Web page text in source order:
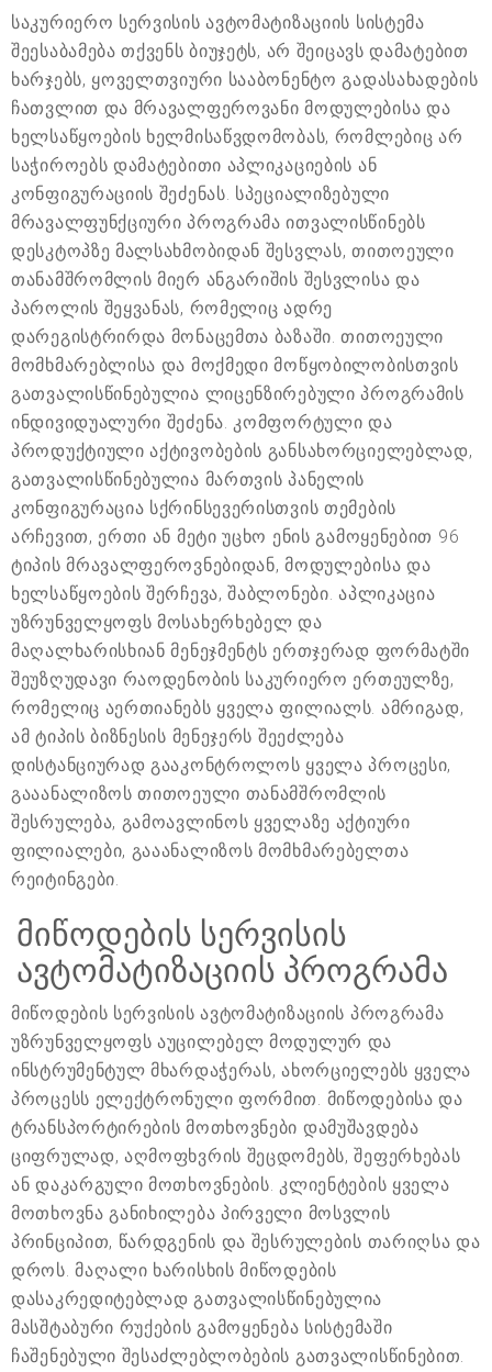
საკურიერო სერვისის ავტომატიზაციის სისტემა
შეესაბამება თქვენს ბიუჯეტს, არ შეიცავს დამატებით
ხარჯებს, ყოველთვიური სააბონენტო გადასახადების
ჩათვლით და მრავალფეროვანი მოდულებისა და
ხელსაწყოების ხელმისაწვდომობას, რომლებიც არ
საჭიროებს დამატებითი აპლიკაციების ან
კონფიგურაციის შეძენას. სპეციალიზებული
მრავალფუნქციური პროგრამა ითვალისწინებს
დესკტოპზე მალსახმობიდან შესვლას, თითოეული
თანამშრომლის მიერ ანგარიშის შესვლისა და
პაროლის შეყვანას, რომელიც ადრე
დარეგისტრირდა მონაცემთა ბაზაში. თითოეული
მომხმარებლისა და მოქმედი მოწყობილობისთვის
გათვალისწინებულია ლიცენზირებული პროგრამის
ინდივიდუალური შეძენა. კომფორტული და
პროდუქტიული აქტივობების განსახორციელებლად,
გათვალისწინებულია მართვის პანელის
კონფიგურაცია სქრინსევერისთვის თემების
არჩევით, ერთი ან მეტი უცხო ენის გამოყენებით 96
ტიპის მრავალფეროვნებიდან, მოდულებისა და
ხელსაწყოების შერჩევა, შაბლონები. აპლიკაცია
უზრუნველყოფს მოსახერხებელ და
მაღალხარისხიან მენეჯმენტს ერთჯერად ფორმატში
შეუზღუდავი რაოდენობის საკურიერო ერთეულზე,
რომელიც აერთიანებს ყველა ფილიალს. ამრიგად,
ამ ტიპის ბიზნესის მენეჯერს შეეძლება
დისტანციურად გააკონტროლოს ყველა პროცესი,
გააანალიზოს თითოეული თანამშრომლის
შესრულება, გამოავლინოს ყველაზე აქტიური
ფილიალები, გააანალიზოს მომხმარებელთა
რეიტინგები.
მიწოდების სერვისის
ავტომატიზაციის პროგრამა
მიწოდების სერვისის ავტომატიზაციის პროგრამა
უზრუნველყოფს აუცილებელ მოდულურ და
ინსტრუმენტულ მხარდაჭერას, ახორციელებს ყველა
პროცესს ელექტრონული ფორმით. მიწოდებისა და
ტრანსპორტირების მოთხოვნები დამუშავდება
ციფრულად, აღმოფხვრის შეცდომებს, შეფერხებას
ან დაკარგული მოთხოვნების. კლიენტების ყველა
მოთხოვნა განიხილება პირველი მოსვლის
პრინციპით, წარდგენის და შესრულების თარიღსა და
დროს. მაღალი ხარისხის მიწოდების
დასაკრედიტებლად გათვალისწინებულია
მასშტაბური რუქების გამოყენება სისტემაში
ჩაშენებული შესაძლებლობების გათვალისწინებით.